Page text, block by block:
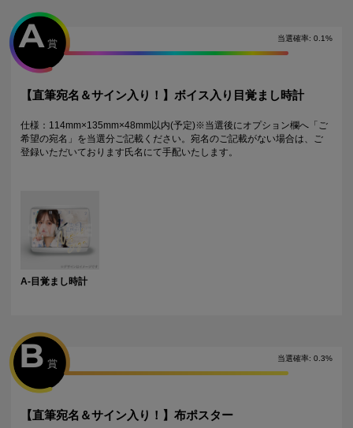
渡、その他著作権を侵害する行為は禁止しております。
・当選権利は当選者ご本人のみ有効となります。当選権利の譲渡、オー
クション等への出品、その他営利目的での転売は禁止しております。
・運営様の都合により、一部サイン入り景品がご用意ができなくなる場
合がございます。その場合、別のサイン入り景品に変更させていただく
可能性がございます。（該当者には別途メールにてご連絡させていただ
きます。）
ズ・縫製・糸くずなどに関しましては交換対象外となります。
・弊社サイト以外で景品を購入された場合、弊社は一切責任を負いませ
ん。
配送について
・サイン入り景品とサインなし景品は別配送となる場合がございます。
・製作状況や天候状況によりくじページに記載のお届け目安から前後し
た配送となる場合がございます。
・弊社指定の配送業者から発送させていただくため、配送業者および配
送方法はお選びいただくことができません。
特典について
・多連特典をご希望の場合、「くじ引き内容の選択」にてご希望の景品
が表示されているボタンを選択の上でくじ引きを行ってください。
※単発（1回ボタン）で引いた方は多連特典の対象とはなりませんのでご
Wチャンス賞について
当選確率: 0.1%
A 賞
【直筆宛名＆サイン入り！】ボイス入り目覚まし時計
仕様：114mm×135mm×48mm以内(予定)※当選後にオプション欄へ「ご
希望の宛名」を当選分ご記載ください。宛名のご記載がない場合は、ご
登録いただいております氏名にて手配いたします。
A-目覚まし時計
当選確率: 0.3%
B 賞
【直筆宛名＆サイン入り！】布ポスター